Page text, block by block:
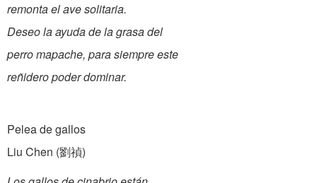
remonta el ave solitaria.
Deseo la ayuda de la grasa del
perro mapache, para siempre este
reñidero poder dominar.
Pelea de gallos
Liu Chen (劉禎)